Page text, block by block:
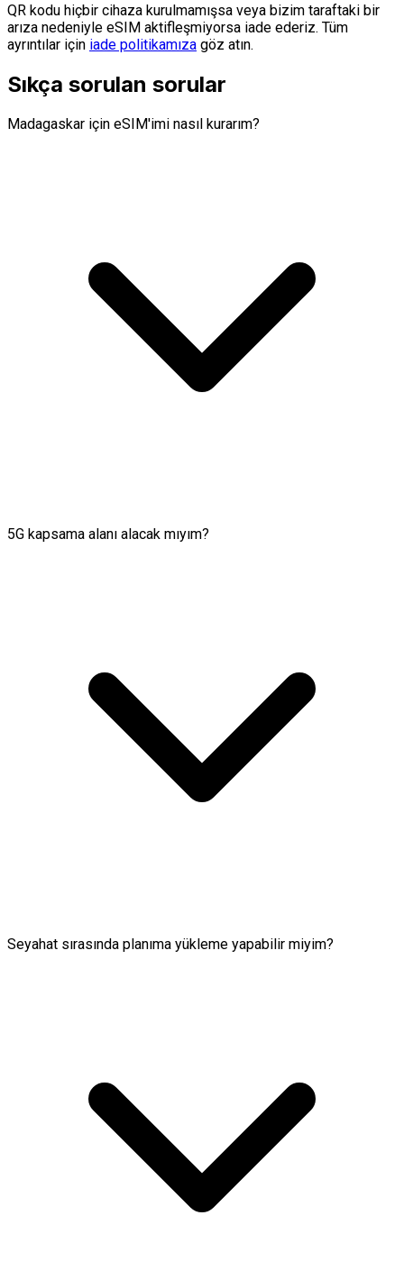
QR kodu hiçbir cihaza kurulmamışsa veya bizim taraftaki bir
arıza nedeniyle eSIM aktifleşmiyorsa iade ederiz. Tüm
ayrıntılar için iade politikamıza göz atın.
Sıkça sorulan sorular
Madagaskar için eSIM'imi nasıl kurarım?
5G kapsama alanı alacak mıyım?
Seyahat sırasında planıma yükleme yapabilir miyim?